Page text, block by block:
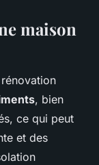
maison
, bien
ce qui peut
et des